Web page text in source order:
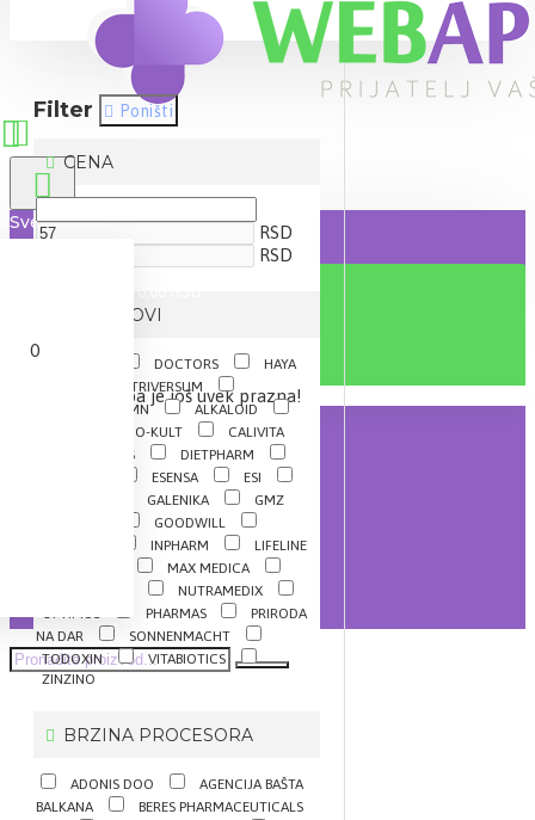
Sve
0
Vaša korpa je još uvek prazna!
Filter Poništi
CENA
RSD
RSD
BRENDOVI
DOCTORS
HAYA
NUTRIVERSUM
ALEKSANDAR MN
ALKALOID
BIO-KULT
CALIVITA
CATALYSIS
DIETPHARM
ESENSA
ESI
GALENIKA
GMZ
GOODWILL
INPHARM
LIFELINE
MAX MEDICA
NUTRAMEDIX
OPTIMUS
PHARMAS
PRIRODA
NA DAR
SONNENMACHT
TODOXIN
VITABIOTICS
ZINZINO
BRZINA PROCESORA
ADONIS DOO
AGENCIJA BAŠTA
BALKANA
BERES PHARMACEUTICALS